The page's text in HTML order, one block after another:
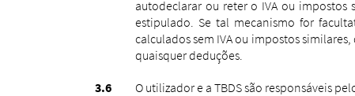
autodeclarar ou reter o IVA ou
estipulado. Se tal mecanismo for
calculados sem IVA ou impostos
quaisquer deduções.
O utilizador e a TBDS são responsáveis